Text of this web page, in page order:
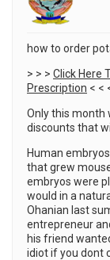
how to order
> > > Click Here
Prescription < <
Only this month
discounts that
Human
that grew
embryos were
would in a
Ohanian last
entrepreneur
his friend
idiot if you dont